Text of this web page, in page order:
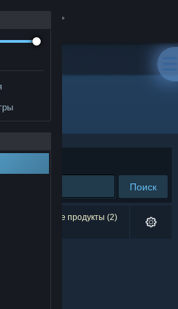
Поиск
0. Некоторые продукты (2)